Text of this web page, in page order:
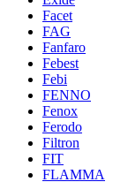
Facet
FAG
Fanfaro
Febest
Febi
FENNO
Fenox
Ferodo
Filtron
FIT
FLAMMA